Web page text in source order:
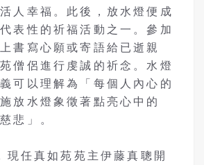
人幸福。此後，放水燈便成
表性的祈福活動之一。參加
書寫心願或寄語給已逝親
僧侶進行虔誠的祈念。水燈
可以理解為「每個人內心的
放水燈象徵著點亮心中的
悲」。
現任真如苑苑主伊藤真聰開